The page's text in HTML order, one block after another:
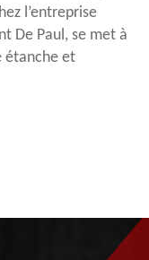
l’entreprise
De Paul, se met à
étanche et